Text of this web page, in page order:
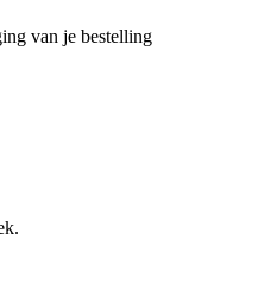
van je bestelling